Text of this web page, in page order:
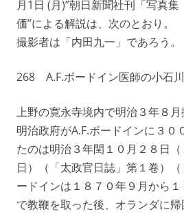
月1日 (月)”朝日新聞社刊「写真
価”による解説は、次のとおり。
撮影者は「内田九一」であろう。
268 A.F.ボードイン医師の小石
上野の寛永寺境内で明治３年８月
明治政府がA.F.ボードインに３０
たのは明治３年閏１０月２８日
日）（「太政官日誌」第１卷）
ードインは１８７０年９月から
で教鞭を取った後、オランダに